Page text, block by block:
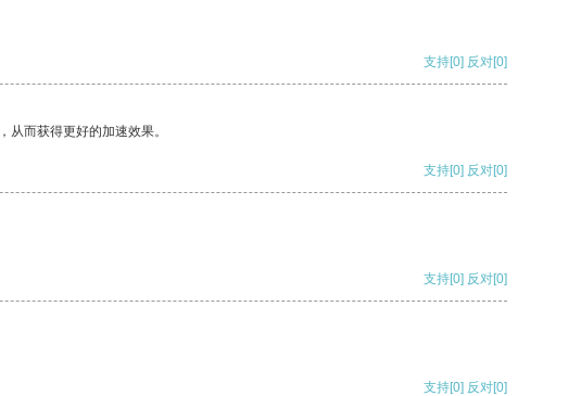
支持[0] 反对[0]
而获得更好的加速效果。
支持[0] 反对[0]
支持[0] 反对[0]
支持[0] 反对[0]